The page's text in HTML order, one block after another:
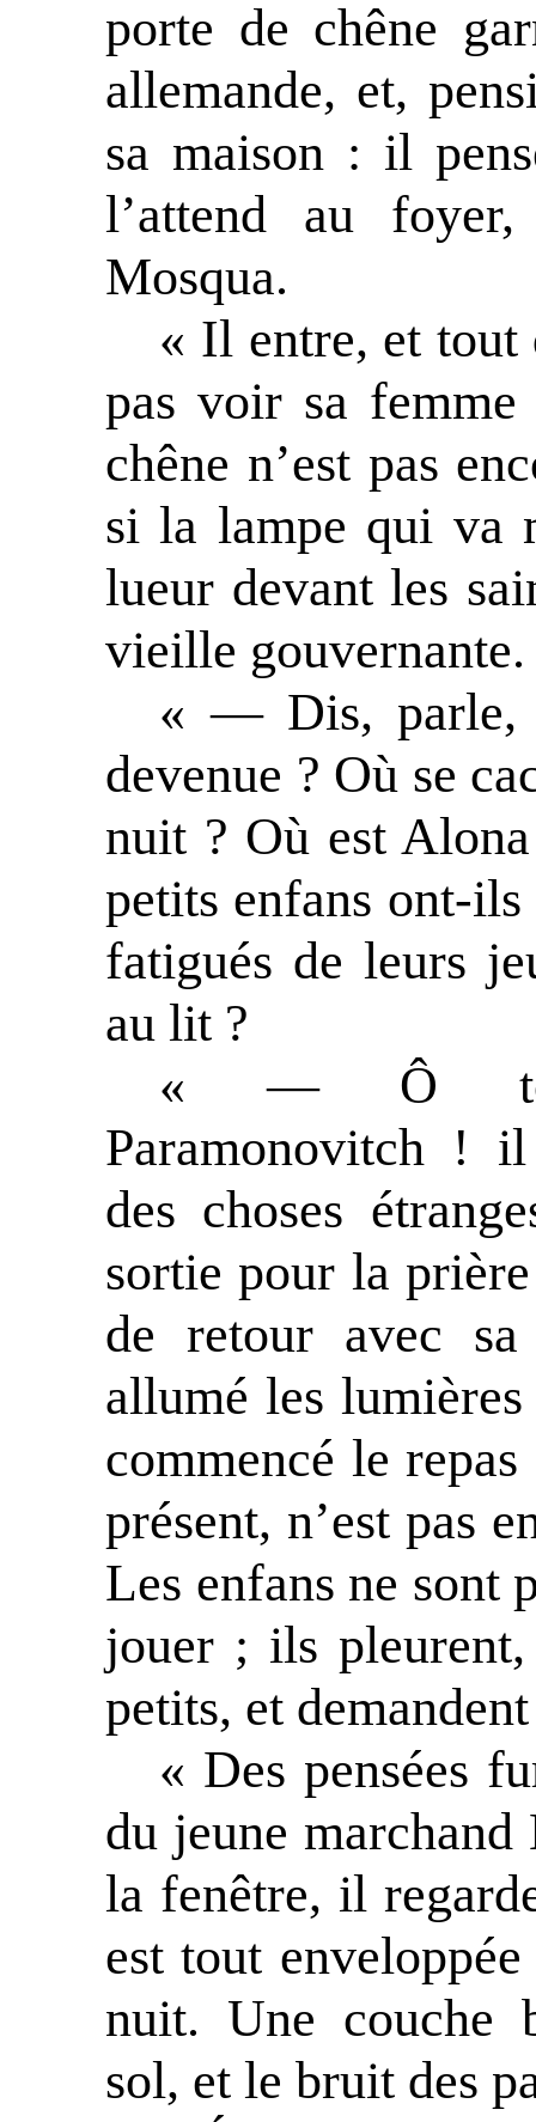
porte de chêne
allemande, et,
sa maison : il
l’attend au
Mosqua.
« Il entre, et tout
pas voir sa
chêne n’est pas
si la lampe qui va
lueur devant les
vieille gouvernante.
« — Dis, parle,
devenue ? Où se
nuit ? Où est
petits enfans ont-
fatigués de leurs
au lit ?
« — Ô toi,
Paramonovitch ! il
des choses
sortie pour la
de retour avec
allumé les
commencé le
présent, n’est pas
Les enfans ne sont
jouer ; ils
petits, et
« Des pensées
du jeune
la fenêtre, il
est tout
nuit. Une couche
sol, et le bruit des